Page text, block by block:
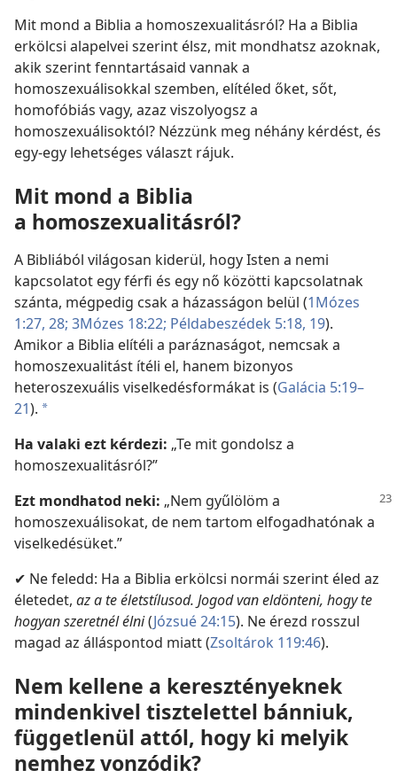
Mit mond a Biblia a homoszexualitásról? Ha a Biblia
erkölcsi alapelvei szerint élsz, mit mondhatsz azoknak,
akik szerint fenntartásaid vannak a
homoszexuálisokkal szemben, elítéled őket, sőt,
homofóbiás vagy, azaz viszolyogsz a
homoszexuálisoktól? Nézzünk meg néhány kérdést, és
egy-egy lehetséges választ rájuk.
Mit mond a Biblia
a homoszexualitásról?
A Bibliából világosan kiderül, hogy Isten a nemi
kapcsolatot egy férfi és egy nő közötti kapcsolatnak
szánta, mégpedig csak a házasságon belül (1Mózes
1:27, 28; 3Mózes 18:22; Példabeszédek 5:18, 19).
Amikor a Biblia elítéli a paráznaságot, nemcsak a
homoszexualitást ítéli el, hanem bizonyos
heteroszexuális viselkedésformákat is (Galácia 5:19–
21). *
Ha valaki ezt kérdezi: „Te mit gondolsz a
homoszexualitásról?”
Ezt mondhatod neki: „Nem gyűlölöm a
homoszexuálisokat, de nem tartom elfogadhatónak a
viselkedésüket.”
✔ Ne feledd: Ha a Biblia erkölcsi normái szerint éled az
életedet, az a te életstílusod. Jogod van eldönteni, hogy te
hogyan szeretnél élni(Józsué 24:15). Ne érezd rosszul
magad az álláspontod miatt (Zsoltárok 119:46).
Nem kellene a keresztényeknek
mindenkivel tisztelettel bánniuk,
függetlenül attól, hogy ki melyik
nemhez vonzódik?